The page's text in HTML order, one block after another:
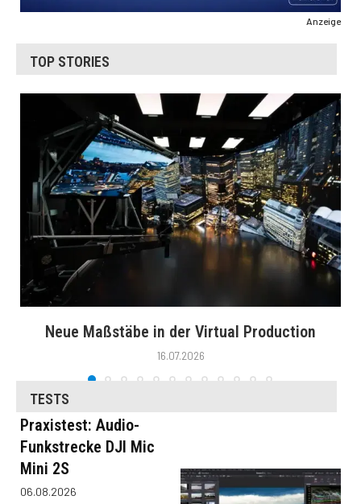
Anzeige
TOP STORIES
Neue Maßstäbe in der Virtual Production
16.07.2026
TESTS
Praxistest: Audio-
Funkstrecke DJI Mic
Mini 2S
06.08.2026